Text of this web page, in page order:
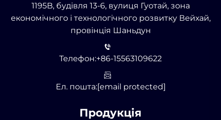
1195B, будівля 13-6, вулиця Гуотай, зона
економічного і технологічного розвитку Вейхай,
провінція Шаньдун
Телефон:+86-15563109622
Ел. пошта:[email protected]
Продукція